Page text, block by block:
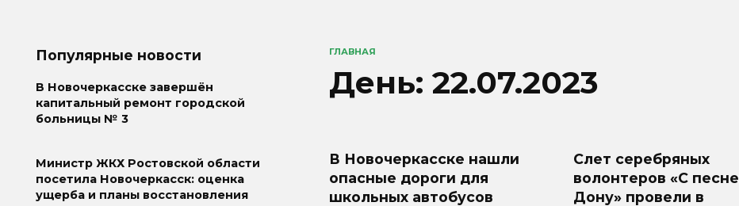
ГЛАВНАЯ
День: 22.07.2023
В Новочеркасске нашли
опасные дороги для
школьных автобусов
Слет серебряных
волонтеров «С
Дону» провели в
Популярные новости
В Новочеркасске завершён
капитальный ремонт городской
больницы № 3
Министр ЖКХ Ростовской области
посетила Новочеркасск: оценка
ущерба и планы восстановления